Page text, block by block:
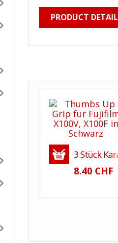
PRODUCT
3 Stück
8.40 CHF